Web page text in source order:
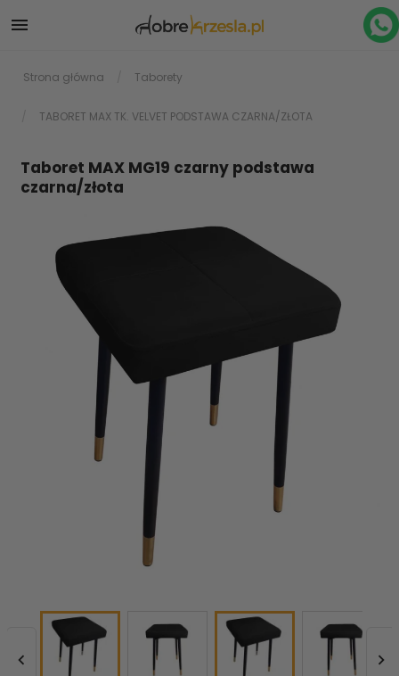

Strona główna Taborety
TABORET MAX TK. VELVET PODSTAWA CZARNA/ZŁOTA
Taboret MAX MG19 czarny podstawa
czarna/złota
 